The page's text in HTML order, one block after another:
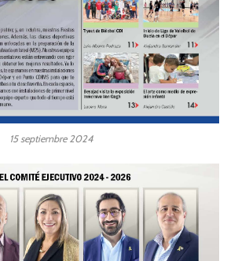
15 septiembre 2024